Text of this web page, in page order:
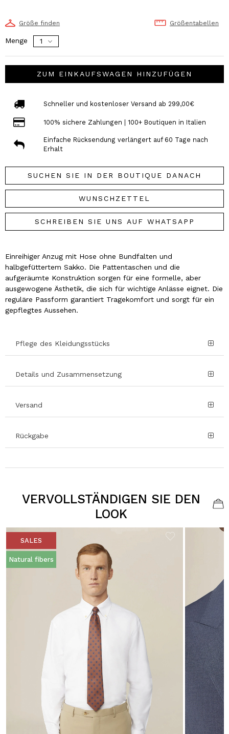
Größe finden Größentabellen
Menge
ZUM EINKAUFSWAGEN HINZUFÜGEN
Schneller und kostenloser Versand ab 299,00€
100% sichere Zahlungen | 100+ Boutiquen in Italien
Einfache Rücksendung verlängert auf 60 Tage nach
Erhalt
SUCHEN SIE IN DER BOUTIQUE DANACH
WUNSCHZETTEL
SCHREIBEN SIE UNS AUF WHATSAPP
Einreihiger Anzug mit Hose ohne Bundfalten und
halbgefüttertem Sakko. Die Pattentaschen und die
aufgeräumte Konstruktion sorgen für eine formelle, aber
ausgewogene Ästhetik, die sich für wichtige Anlässe eignet. Die
reguläre Passform garantiert Tragekomfort und sorgt für ein
gepflegtes Aussehen.
Pflege des Kleidungsstücks
Details und Zusammensetzung
Versand
Rückgabe
VERVOLLSTÄNDIGEN SIE DEN
LOOK
SALES
Natural fibers